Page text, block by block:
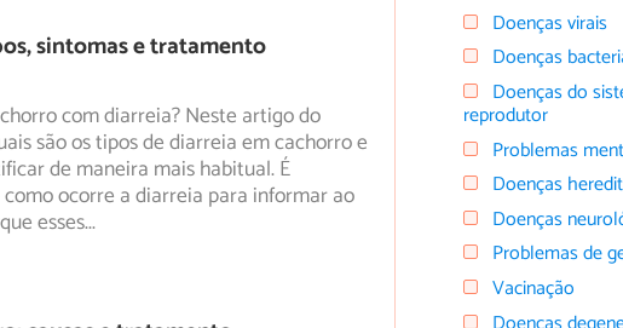
sintomas e tratamento
com diarreia? Neste artigo do
são os tipos de diarreia em cachorro e
de maneira mais habitual. É
ocorre a diarreia para informar ao
esses...
Doenças virais
Doenças
Doenças do
reprodutor
Problemas
Doenças
Doenças
Problemas de
Vacinação